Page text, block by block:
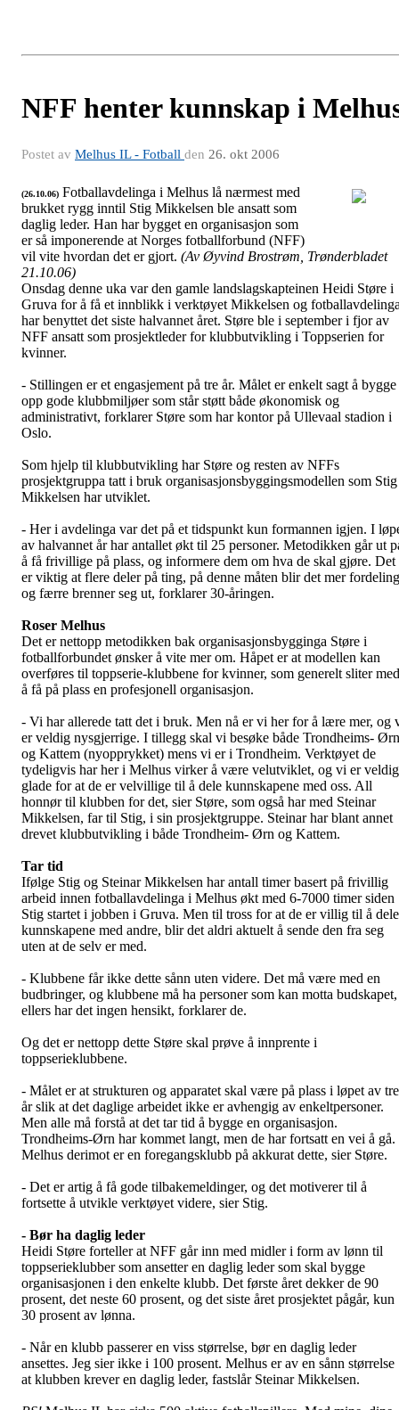
NFF henter kunnskap i
Postet av Melhus IL - Fotball den 26. okt 2006
(26.10.06) Fotballavdelinga i Melhus lå nærmest med
brukket rygg inntil Stig Mikkelsen ble ansatt som
daglig leder. Han har bygget en organisasjon som
er så imponerende at Norges fotballforbund (NFF)
vil vite hvordan det er gjort. (Av Øyvind Brostrøm, Trønderbladet
21.10.06)
Onsdag denne uka var den gamle landslagskapteinen Heidi Støre i
Gruva for å få et innblikk i verktøyet Mikkelsen og
har benyttet det siste halvannet året. Støre ble i september i fjor av
NFF ansatt som prosjektleder for klubbutvikling i Toppserien for
kvinner.
- Stillingen er et engasjement på tre år. Målet er enkelt sagt å bygge
opp gode klubbmiljøer som står støtt både økonomisk og
administrativt, forklarer Støre som har kontor på Ullevaal stadion i
Oslo.
Som hjelp til klubbutvikling har Støre og resten av NFFs
prosjektgruppa tatt i bruk organisasjonsbyggingsmodellen som Stig
Mikkelsen har utviklet.
- Her i avdelinga var det på et tidspunkt kun formannen igjen. I
av halvannet år har antallet økt til 25 personer. Metodikken går ut
å få frivillige på plass, og informere dem om hva de skal gjøre. Det
er viktig at flere deler på ting, på denne måten blir det mer fordeling
og færre brenner seg ut, forklarer 30-åringen.
Roser Melhus
Det er nettopp metodikken bak organisasjonsbygginga Støre i
fotballforbundet ønsker å vite mer om. Håpet er at modellen kan
overføres til toppserie-klubbene for kvinner, som generelt sliter med
å få på plass en profesjonell organisasjon.
- Vi har allerede tatt det i bruk. Men nå er vi her for å lære mer, og
er veldig nysgjerrige. I tillegg skal vi besøke både Trondheims- Ørn
og Kattem (nyopprykket) mens vi er i Trondheim. Verktøyet de
tydeligvis har her i Melhus virker å være velutviklet, og vi er veldig
glade for at de er velvillige til å dele kunnskapene med oss. All
honnør til klubben for det, sier Støre, som også har med Steinar
Mikkelsen, far til Stig, i sin prosjektgruppe. Steinar har blant annet
drevet klubbutvikling i både Trondheim- Ørn og Kattem.
Tar tid
Ifølge Stig og Steinar Mikkelsen har antall timer basert på frivillig
arbeid innen fotballavdelinga i Melhus økt med 6-7000 timer siden
Stig startet i jobben i Gruva. Men til tross for at de er villig til å dele
kunnskapene med andre, blir det aldri aktuelt å sende den fra seg
uten at de selv er med.
- Klubbene får ikke dette sånn uten videre. Det må være med en
budbringer, og klubbene må ha personer som kan motta budskapet,
ellers har det ingen hensikt, forklarer de.
Og det er nettopp dette Støre skal prøve å innprente i
toppserieklubbene.
- Målet er at strukturen og apparatet skal være på plass i løpet av tre
år slik at det daglige arbeidet ikke er avhengig av enkeltpersoner.
Men alle må forstå at det tar tid å bygge en organisasjon.
Trondheims-Ørn har kommet langt, men de har fortsatt en vei å gå.
Melhus derimot er en foregangsklubb på akkurat dette, sier Støre.
- Det er artig å få gode tilbakemeldinger, og det motiverer til å
fortsette å utvikle verktøyet videre, sier Stig.
- Bør ha daglig leder
Heidi Støre forteller at NFF går inn med midler i form av lønn til
toppserieklubber som ansetter en daglig leder som skal bygge
organisasjonen i den enkelte klubb. Det første året dekker de 90
prosent, det neste 60 prosent, og det siste året prosjektet pågår, kun
30 prosent av lønna.
- Når en klubb passerer en viss størrelse, bør en daglig leder
ansettes. Jeg sier ikke i 100 prosent. Melhus er av en sånn størrelse
at klubben krever en daglig leder, fastslår Steinar Mikkelsen.